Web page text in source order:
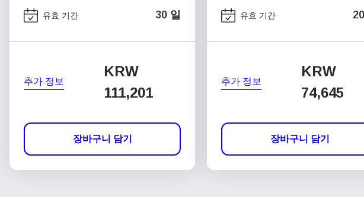
유효 기간 30 일
추가 정보
KRW
111,201
장바구니 담기
유효 기간
추가 정보
KRW
74,645
장바구니 담기